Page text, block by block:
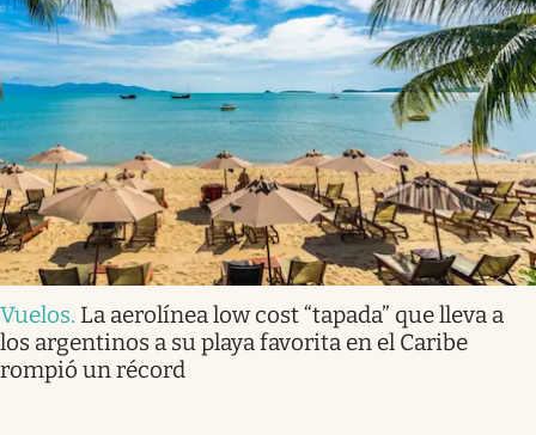
Vuelos. La aerolínea low cost “tapada” que lleva a
los argentinos a su playa favorita en el Caribe
rompió un récord